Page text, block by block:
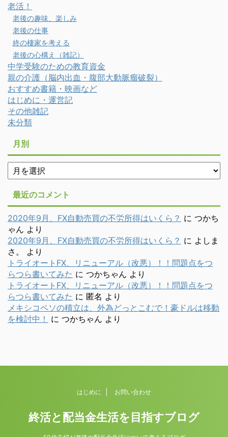
老活！
老後の趣味、楽しみ
老後の仕事
終の棲家を考える
老後の心構え（雑記）
中学受験のための教育資金
親の介護（脳内出血・腹部大動脈瘤破裂）
おすすめ書籍・映画など
はじめに・運営記
その他雑記
未分類
月別
月
別
最近のコメント
2020年9月、FX自動売買の不労所得はいくら？ に つかち
ゃん より
2020年9月、FX自動売買の不労所得はいくら？ に よしま
さ。
より
トライオートFX、リニューアル（改悪）！！問題点をつ
らつら書いてみた に つかちゃん より
トライオートFX、リニューアル（改悪）！！問題点をつ
らつら書いてみた に 匿名 より
メキシコペソの積立は、外為どっとこむで！豪ドルは移動
を検討中！
に つかちゃん より
はじめに お問い合わせ
終活と配当金生活を目指すブログ